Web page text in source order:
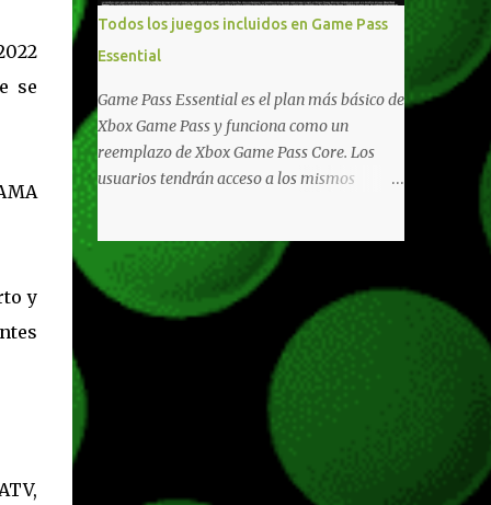
se
y
libertad de juego. Uno de los aspectos más
importantes de Last Rites es la gran
cantidad de opciones de personalización
incorporadas. Ahora es posible ocultar más
elementos de la interfaz, incluyendo las
trayectorias de lanzamiento de granadas y
el resaltado de objetos interactivos, además
También se añaden los llamados
"Parámetros Ghost" , que permiten activar
la recarga táctica, limitar el número de
Todos los juegos incluidos en Game Pass
Essential
Game Pass Essential es el plan más básico de
Xbox Game Pass y funciona como un
reemplazo de Xbox Game Pass Core. Los
usuarios tendrán acceso a los mismos
adicionales que fueron anunciados
recientemente. Essential incluirá como
novedades una serie de ventajas para
diferentes juegos free to play que están en
Xbox y PC, que van desde skins, desbloqueo
de personajes, paquetes de armas hasta
emotes, monedas virtuales y más para
diferentes títulos. Todas estas ventajas se
pueden reclamar desde la sección de Game
Pass o en tu aplicación de Xbox yendo